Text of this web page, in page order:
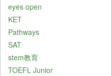
eyes open
KET
Pathways
SAT
stem教育
TOEFL Junior